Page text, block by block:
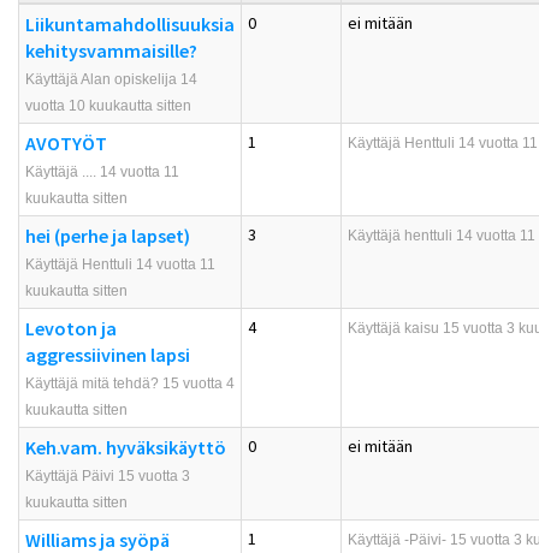
Liikuntamahdollisuuksia
kehitysvammaisille?
Käyttäjä Alan opiskelija 14
vuotta 10 kuukautta sitten
0 ei mitään
AVOTYÖT
Käyttäjä .... 14 vuotta 11
kuukautta sitten
1 Käyttäjä Henttuli 14 vuotta
hei (perhe ja lapset)
Käyttäjä Henttuli 14 vuotta 11
kuukautta sitten
3 Käyttäjä henttuli 14 vuotta
Levoton ja
aggressiivinen lapsi
Käyttäjä mitä tehdä? 15 vuotta 4
kuukautta sitten
4 Käyttäjä kaisu 15 vuotta 3
Keh.vam. hyväksikäyttö
Käyttäjä Päivi 15 vuotta 3
kuukautta sitten
0 ei mitään
Williams ja syöpä 1 Käyttäjä -Päivi- 15 vuotta 3